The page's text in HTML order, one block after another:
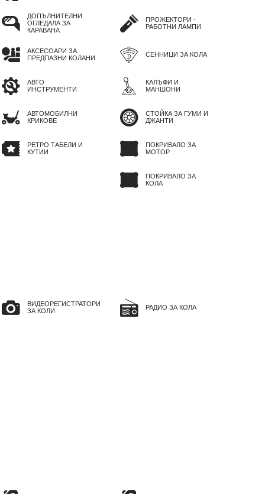
ДОПЪЛНИТЕЛНИ
ОГЛЕДАЛА ЗА
КАРАВАНА
АКСЕСОАРИ ЗА
ПРЕДПАЗНИ КОЛАНИ
АВТО
ИНСТРУМЕНТИ
АВТОМОБИЛНИ
КРИКОВЕ
РЕТРО ТАБЕЛИ И
КУТИИ
ПРОЖЕКТОРИ -
РАБОТНИ ЛАМПИ
СЕННИЦИ ЗА КОЛА
КАЛЪФИ И
МАНШОНИ
СТОЙКА ЗА ГУМИ И
ДЖАНТИ
ПОКРИВАЛО ЗА
МОТОР
ПОКРИВАЛО ЗА
КОЛА
ВИДЕОРЕГИСТРАТОРИ
ЗА КОЛИ
РАДИО ЗА КОЛА